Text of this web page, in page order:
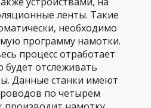
ленты. Такие
необходимо
программу намотки.
процесс отработает
будет отслеживать
Данные станки имеют
по четырем